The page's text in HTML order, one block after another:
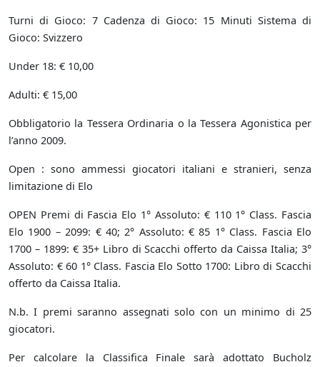
Turni di Gioco: 7 Cadenza di Gioco: 15 Minuti Sistema di
Gioco: Svizzero
Under 18: € 10,00
Adulti: € 15,00
Obbligatorio la Tessera Ordinaria o la Tessera Agonistica per
l’anno 2009.
Open : sono ammessi giocatori italiani e stranieri, senza
limitazione di Elo
OPEN Premi di Fascia Elo 1° Assoluto: € 110 1° Class. Fascia
Elo 1900 – 2099: € 40; 2° Assoluto: € 85 1° Class. Fascia Elo
1700 – 1899: € 35+ Libro di Scacchi offerto da Caissa Italia; 3°
Assoluto: € 60 1° Class. Fascia Elo Sotto 1700: Libro di Scacchi
offerto da Caissa Italia.
N.b. I premi saranno assegnati solo con un minimo di 25
giocatori.
Per calcolare la Classifica Finale sarà adottato Bucholz